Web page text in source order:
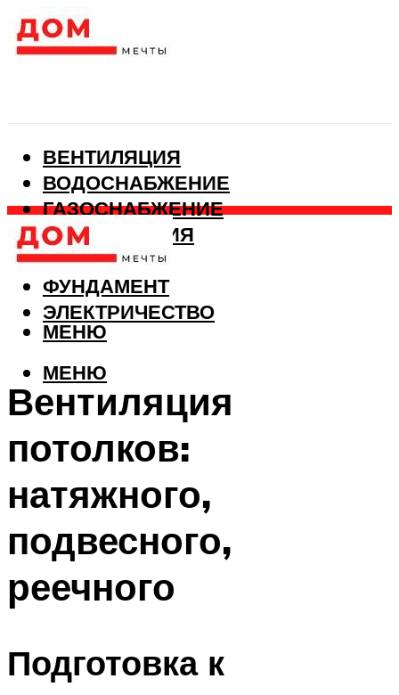
ВЕНТИЛЯЦИЯ
ВОДОСНАБЖЕНИЕ
ГАЗОСНАБЖЕНИЕ
КАНАЛИЗАЦИЯ
ОТОПЛЕНИЕ
ФУНДАМЕНТ
ЭЛЕКТРИЧЕСТВО
МЕНЮ
МЕНЮ
Вентиляция
потолков:
натяжного,
подвесного,
реечного
Подготовка к